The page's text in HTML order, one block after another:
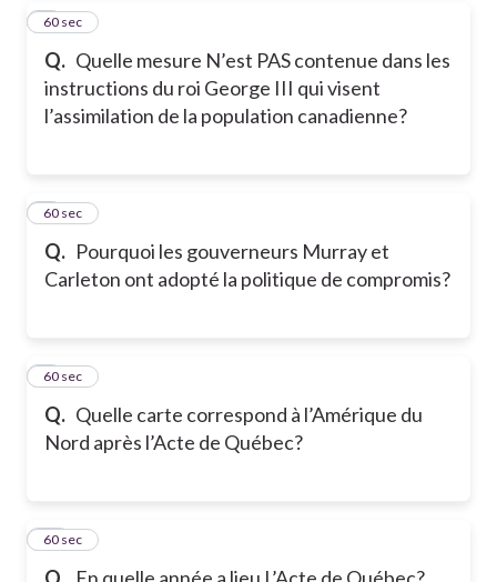
Q. Quelle mesure N’est PAS contenue dans les
instructions du roi George III qui visent
l’assimilation de la population canadienne?
760 sec
Q. Pourquoi les gouverneurs Murray et
Carleton ont adopté la politique de compromis?
860 sec
Q. Quelle carte correspond à l’Amérique du
Nord après l’Acte de Québec?
960 sec
Q. En quelle année a lieu L’Acte de Québec?
10
60 sec